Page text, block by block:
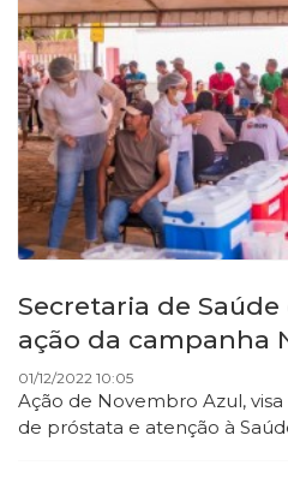
Secretaria de
ação da campanha
01/12/2022 10:05
Ação de Novembro Azul,
de próstata e atenção à